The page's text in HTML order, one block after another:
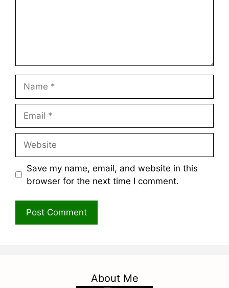
Save my name, email, and website in this
browser for the next time I comment.
About Me